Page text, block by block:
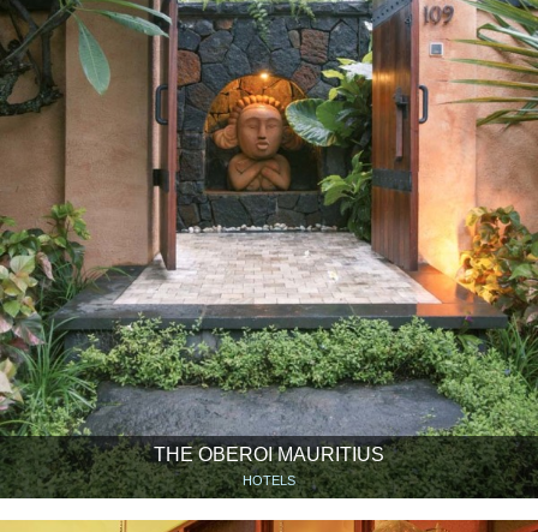
THE OBEROI MAURITIUS
HOTELS